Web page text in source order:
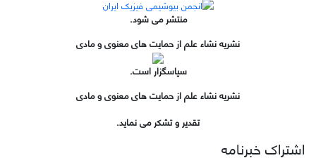
منتشر می شود.
نشریه نشاء علم از حمایت های معنوی و مادی
سپاسگزار است.
نشریه نشاء علم از حمایت های معنوی و مادی
تقدیر و تشکر می نماید.
اشتراک خبرنامه